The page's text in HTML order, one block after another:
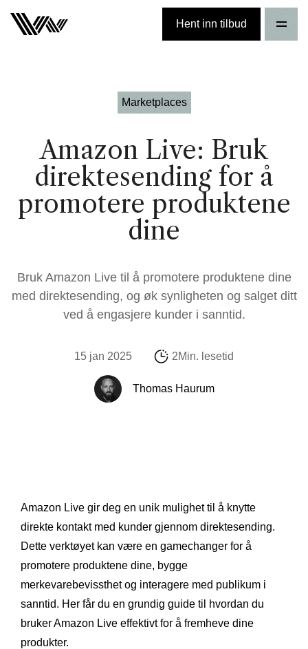
Hent inn tilbud
Marketplaces
Amazon Live: Bruk
direktesending for å
promotere produktene
dine
Bruk Amazon Live til å promotere produktene dine
med direktesending, og øk synligheten og salget ditt
ved å engasjere kunder i sanntid.
15 jan 2025 2Min. lesetid
Thomas Haurum
Amazon Live gir deg en unik mulighet til å knytte
direkte kontakt med kunder gjennom direktesending.
Dette verktøyet kan være en gamechanger for å
promotere produktene dine, bygge
merkevarebevissthet og interagere med publikum i
sanntid. Her får du en grundig guide til hvordan du
bruker Amazon Live effektivt for å fremheve dine
produkter.